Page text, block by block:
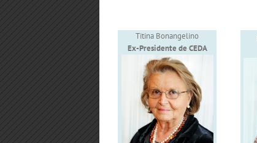
Titina Bonangelino
Ex-Presidente de CEDA